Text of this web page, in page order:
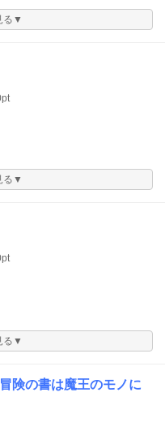
る▼
る▼
る▼
険の書は魔王のモノに